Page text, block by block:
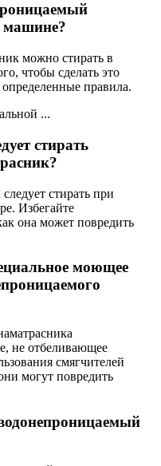
машине?
можно стирать в
чтобы сделать это
правила.
стирать
стирать при
Избегайте
она может повредить
моющее
не отбеливающее
смягчителей
могут повредить